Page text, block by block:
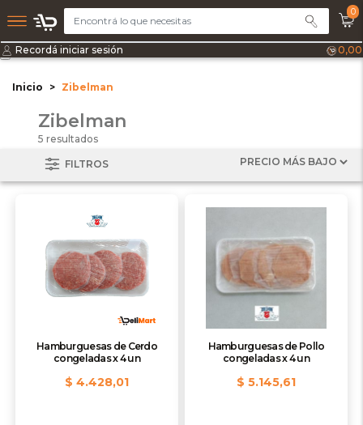
0
Recordá iniciar sesión 0,00
Inicio Zibelman
Zibelman
5 resultados
FILTROS
Hamburguesas de Cerdo
congeladas x 4 un
$ 4.428,01
Hamburguesas de Pollo
congeladas x 4 un
$ 5.145,61